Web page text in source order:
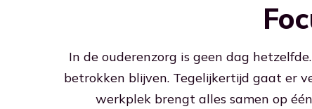
In de ouderenzorg is geen dag
betrokken blijven. Tegelijkertijd gaat er
werkplek brengt alles samen op